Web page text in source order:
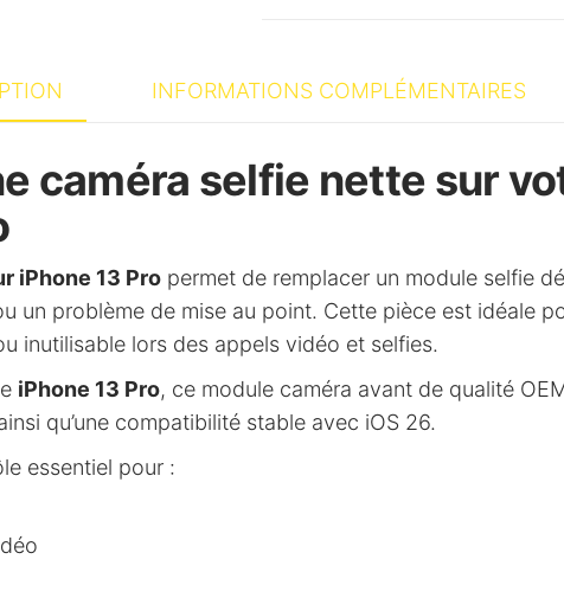
INFORMATIONS COMPLÉMENTAIRES
caméra selfie nette sur
iPhone 13 Pro permet de remplacer un module selfie
un problème de mise au point. Cette pièce est idéale
inutilisable lors des appels vidéo et selfies.
iPhone 13 Pro, ce module caméra avant de qualité
qu’une compatibilité stable avec iOS 26.
essentiel pour :